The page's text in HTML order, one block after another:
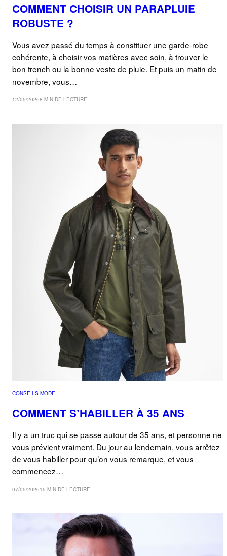
COMMENT CHOISIR UN PARAPLUIE
ROBUSTE ?
Vous avez passé du temps à constituer une garde-robe
cohérente, à choisir vos matières avec soin, à trouver le
bon trench ou la bonne veste de pluie. Et puis un matin de
novembre, vous…
12/05/20268 MIN DE LECTURE
CONSEILS MODE
COMMENT S’HABILLER À 35 ANS
Il y a un truc qui se passe autour de 35 ans, et personne ne
vous prévient vraiment. Du jour au lendemain, vous arrêtez
de vous habiller pour qu’on vous remarque, et vous
commencez…
07/05/202615 MIN DE LECTURE